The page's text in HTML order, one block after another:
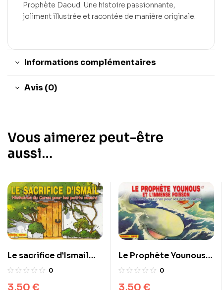
Prophète Daoud. Une histoire passionnante,
joliment illustrée et racontée de manière originale.
Informations complémentaires
Avis (0)
Vous aimerez peut-être
aussi…
Le sacrifice d’Ismail
histoires du coran pour
0
3,50 €
Le Prophète Younous
et l’immense poisson
0
3,50 €